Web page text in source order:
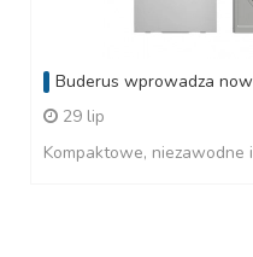
Buderus wprowadza
29 lip
Kompaktowe,